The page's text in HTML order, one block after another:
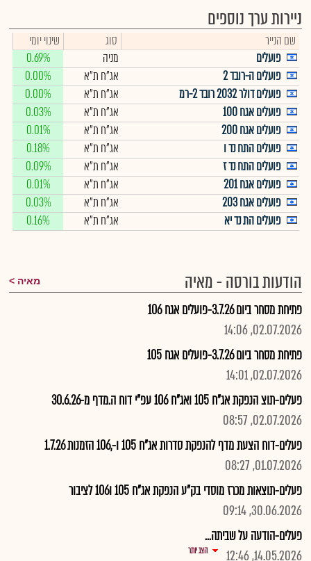
ניירות ערך נוספים
שם הנייר סוג
שינוי יומי
פועלים
מניה
0.69%
פועלים ה-רובד 2
אג"ח ת"א
0.00%
פועלים דולר 2032 רובד 2-רמ
אג"ח ת"א
0.00%
פועלים אגח 100
אג"ח ת"א
0.03%
פועלים אגח 200
אג"ח ת"א
0.01%
פועלים התח נד ו
אג"ח ת"א
0.18%
פועלים התח נד ז
אג"ח ת"א
0.09%
פועלים אגח 201
אג"ח ת"א
0.01%
פועלים אגח 203
אג"ח ת"א
0.03%
פועלים הת נד יא
אג"ח ת"א 0.16%
הודעות בורסה - מאיה מאיה
פתיחת מסחר ביום 3.7.26-פועלים אגח 106
02.07.2026, 14:06
פתיחת מסחר ביום 3.7.26-פועלים אגח 105
02.07.2026, 14:01
פעלים-תוצ הנפקת אג"ח 105 ואג"ח 106 עפ"י דוח ה.מדף מ-30.6.26
02.07.2026, 08:57
פעלים-דוח הצעת מדף להנפקת סדרות אג"ח 105 ו-,106 הזמנות 1.7.26
01.07.2026, 08:27
פעלים-תוצאות מכרז מוסדי בק"ע הנפקת אג"ח 105 ו106 לציבור
30.06.2026, 09:14
פעלים-הודעה על שביתה...
14.05.2026, 12:46
הצג יותר